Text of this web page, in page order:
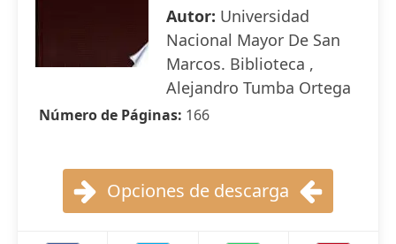
Autor: Universidad
Nacional Mayor De San
Marcos. Biblioteca ,
Alejandro Tumba Ortega
Número de Páginas: 166
Opciones de descarga